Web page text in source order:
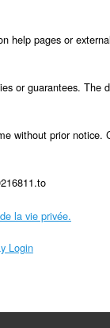
help pages or
or guarantees.
without prior
la vie privée.
Login